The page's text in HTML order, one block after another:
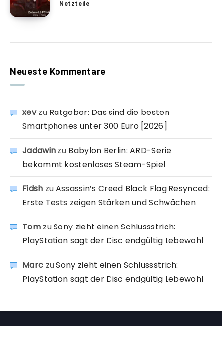
Netzteile
Neueste Kommentare
xevzu Ratgeber: Das sind die besten
Smartphones unter 300 Euro [2026]
Jadawin zu Babylon Berlin: ARD-Serie
bekommt kostenloses Steam-Spiel
Fidsh zu Assassin’s Creed Black Flag Resynced:
Erste Tests zeigen Stärken und Schwächen
TomzuSony zieht einen Schlussstrich:
PlayStation sagt der Disc endgültig Lebewohl
Marc zuSony zieht einen Schlussstrich:
PlayStation sagt der Disc endgültig Lebewohl